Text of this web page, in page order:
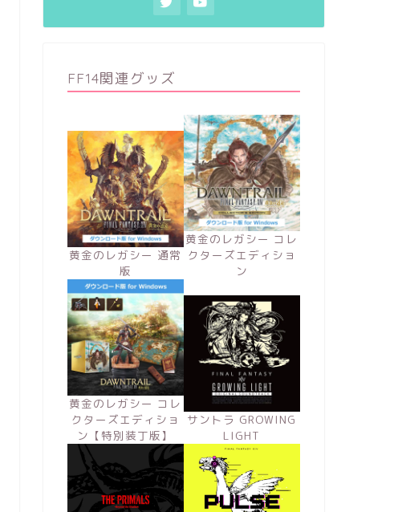
FF14関連グッズ
黄金のレガシー 通常
版
黄金のレガシー コレ
クターズエディショ
ン
黄金のレガシー コレ
クターズエディショ
ン【特別装丁版】
サントラ GROWING
LIGHT